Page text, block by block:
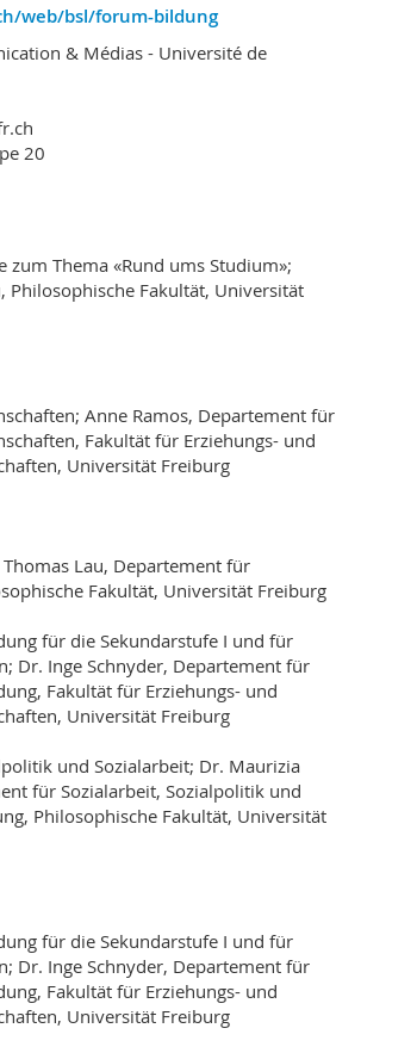
web/bsl/forum-bildung
& Médias - Université de
20
zum Thema «Rund ums Studium»;
Philosophische Fakultät, Universität
Anne Ramos, Departement für
Fakultät für Erziehungs- und
Universität Freiburg
Lau, Departement für
Fakultät, Universität Freiburg
für die Sekundarstufe I und für
Dr. Inge Schnyder, Departement für
Fakultät für Erziehungs- und
Universität Freiburg
und Sozialarbeit; Dr. Maurizia
für Sozialarbeit, Sozialpolitik und
Philosophische Fakultät, Universität
für die Sekundarstufe I und für
Dr. Inge Schnyder, Departement für
Fakultät für Erziehungs- und
Universität Freiburg